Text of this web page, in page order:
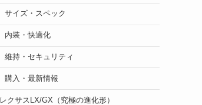
サイズ・スペック
内装・快適化
維持・セキュリティ
購入・最新情報
レクサスLX/GX（究極の進化形）